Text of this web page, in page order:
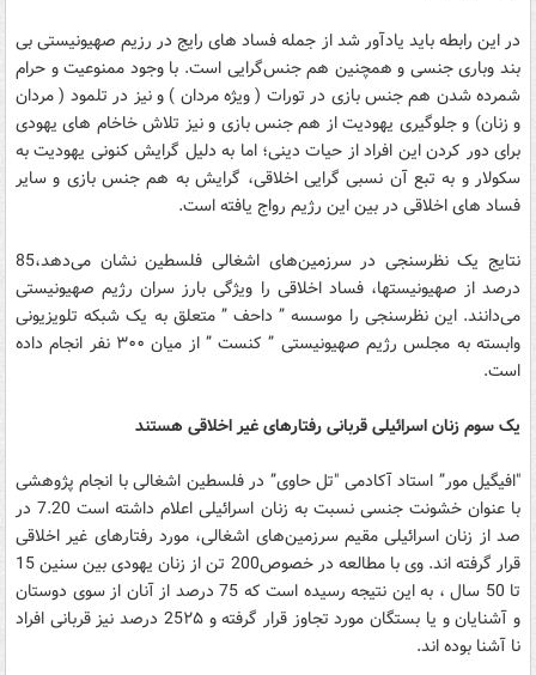
در این رابطه باید یادآور شد از جمله فساد های رایج در رزیم صهیونیستی بی
بند وباری جنسی و همچنین هم جنس‌گرایی است. با وجود ممنوعیت و حرام
شمرده شدن هم جنس بازی در تورات ( ویژه مردان ) و نیز در تلمود ( مردان
و زنان) و جلوگیری یهودیت از هم جنس بازی و نیز تلاش خاخام های یهودی
برای دور کردن این افراد از حیات دینی؛ اما به دلیل گرایش کنونی یهودیت به
سکولار و به تبع آن نسبی گرایی اخلاقی،‌ گرایش به هم جنس بازی و سایر
فساد های اخلاقی در بین این رژیم رواج یافته است.
نتایج یک نظرسنجی در سرزمین‌های اشغالی فلسطین نشان می‌دهد،85
درصد از صهیونیستها، فساد اخلاقی را ویژگی بارز سران رژیم صهیونیستی
می‌دانند. این نظرسنجی را موسسه ” داحف ” متعلق به یک شبکه تلویزیونی
وابسته به مجلس رژیم صهیونیستی ” کنست ” از میان ۳۰۰ نفر انجام داده
است.
یک سوم زنان اسرائیلی قربانی رفتارهای غیر اخلاقی هستند
"افیگیل مور” استاد آکادمی "تل حاوی” در فلسطین اشغالی با انجام پژوهشی
با عنوان خشونت جنسی نسبت به زنان اسرائیلی اعلام داشته است 7.20 در
صد از زنان اسرائیلی مقیم سرزمین‌های اشغالی، مورد رفتارهای غیر اخلاقی
قرار گرفته اند. وی با مطالعه در خصوص200 تن از زنان یهودی بین سنین 15
تا 50 سال ، به این نتیجه رسیده است که 75 درصد از آنان از سوی دوستان
و آشنایان و یا بستگان مورد تجاوز قرار گرفته و 25۲۵ درصد نیز قربانی افراد
نا آشنا بوده اند.